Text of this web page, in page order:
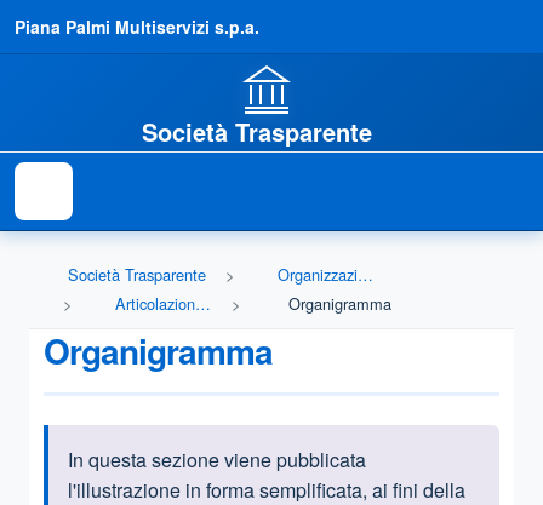
Piana Palmi Multiservizi s.p.a.
Società Trasparente
Società Trasparente
Organizzazione
Articolazione degli uffici
Organigramma
Organigramma
Informazioni introduttive
In questa sezione viene pubblicata
l'illustrazione in forma semplificata, ai fini della